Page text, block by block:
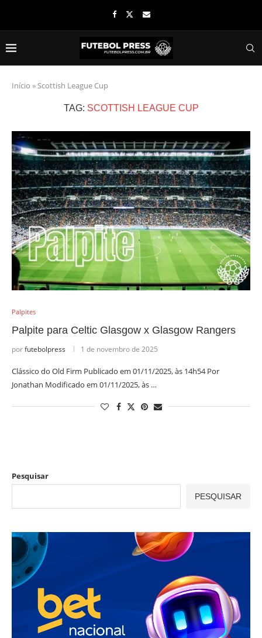
Início »Scottish League Cup
TAG: SCOTTISH LEAGUE CUP
Palpites
Palpite para Celtic Glasgow x Glasgow Rangers
porfutebolpress 1 de novembro de 2025
Clássico do Old Firm Publicado em 01/11/2025, às 14h54 Por
Jonathan Modificado em 01/11/2025, às …
Pesquisar
PESQUISAR